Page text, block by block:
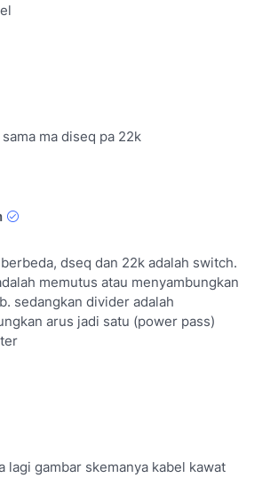
ma diseq pa 22k
dseq dan 22k adalah switch.
memutus atau menyambungkan
sedangkan divider adalah
arus jadi satu (power pass)
lagi gambar skemanya kabel kawat